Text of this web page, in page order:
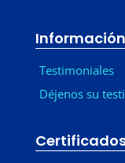
Información
Testimoniales
Déjenos su